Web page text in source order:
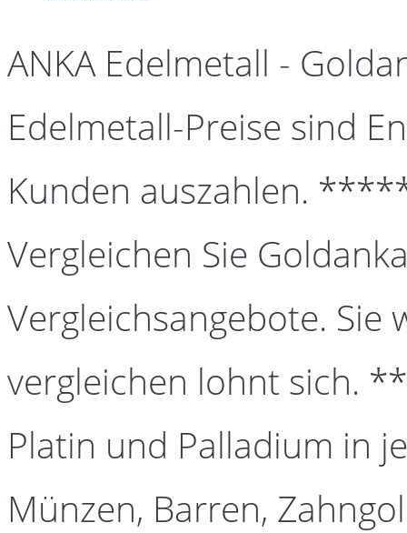
ANKA Edelmetall -
Edelmetall-Preise sind
Kunden auszahlen.
Vergleichen Sie
Vergleichsangebote. Sie
vergleichen lohnt sich.
Platin und Palladium in
Münzen, Barren,